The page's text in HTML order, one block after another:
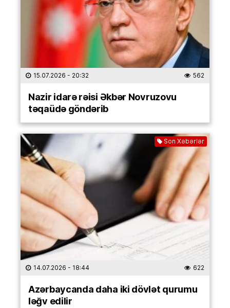
15.07.2026 - 20:32 562
Nazir idarə rəisi Əkbər Novruzovu
təqaüdə göndərib
Son Xəbərlər
14.07.2026 - 18:44 622
Azərbaycanda daha iki dövlət qurumu
ləğv edilir